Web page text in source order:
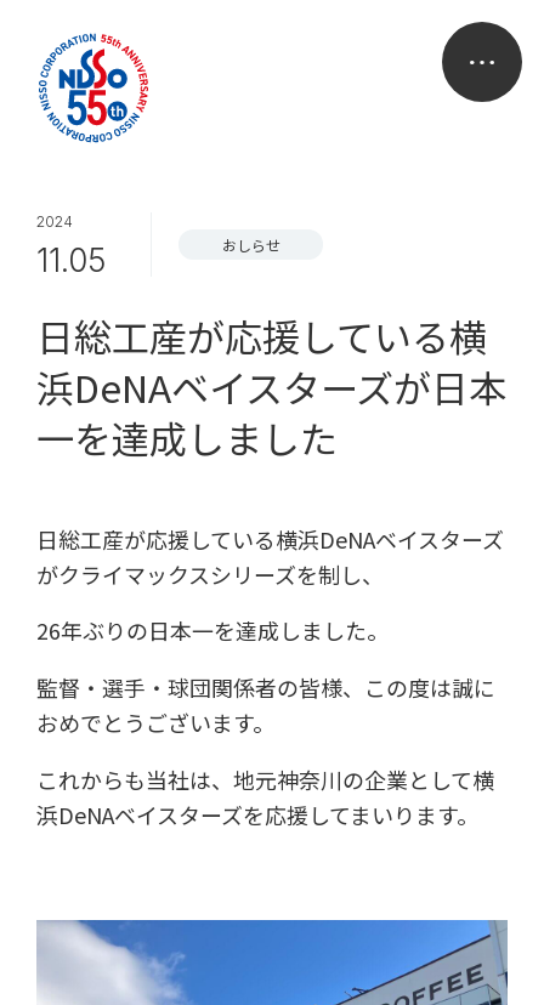
2024
11.05 おしらせ
日総工産が応援している横
浜DeNAベイスターズが日本
一を達成しました
日総工産が応援している横浜DeNAベイスターズ
がクライマックスシリーズを制し、
26年ぶりの日本一を達成しました。
監督・選手・球団関係者の皆様、この度は誠に
おめでとうございます。
これからも当社は、地元神奈川の企業として横
浜DeNAベイスターズを応援してまいります。